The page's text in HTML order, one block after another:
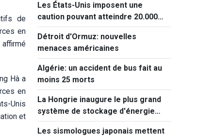
de
en
affirmé
Hà a
en
Unis
et
Les États-Unis imposent une
caution pouvant atteindre 20.000
dollars pour les demandes de visa
de ressortissants de 50 pays
Détroit d'Ormuz: nouvelles
menaces américaines
Algérie: un accident de bus fait au
moins 25 morts
La Hongrie inaugure le plus grand
système de stockage d'énergie
d'Europe centrale
Les sismologues japonais mettent